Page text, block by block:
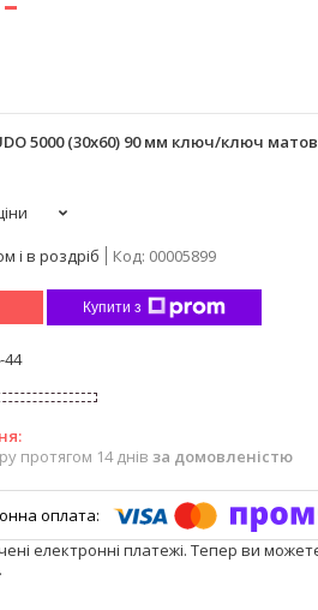
5000 (30x60) 90 мм ключ/ключ
і в роздріб Код: 00005899
Купити з
44
протягом 14 днів за домовленістю
електронні платежі. Тепер ви